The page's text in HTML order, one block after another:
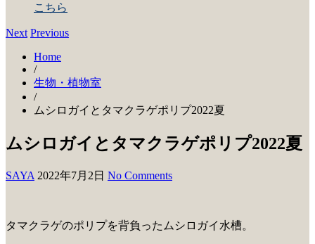
こちら
Next Previous
Home
/
生物・植物室
/
ムシロガイとタマクラゲポリプ2022夏
ムシロガイとタマクラゲポリプ2022夏
SAYA 2022年7月2日 No Comments
タマクラゲのポリプを背負ったムシロガイ水槽。